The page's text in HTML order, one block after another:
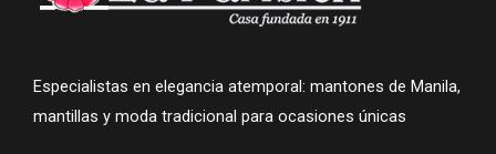
Especialistas en elegancia atemporal: mantones de Manila,
mantillas y moda tradicional para ocasiones únicas